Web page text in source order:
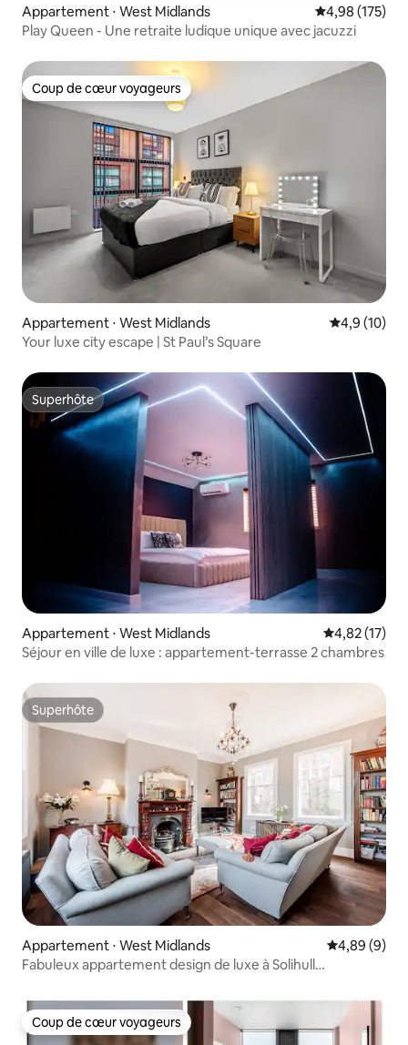
Appartement ⋅ West Midlands Évaluation
4,98 (175)
Play Queen - Une retraite ludique unique avec jacuzzi
Coup de cœur voyageurs
Coup de cœur voyageurs
Appartement ⋅ West Midlands Évaluation
4,9 (10)
Your luxe city escape | St Paul’s Square
Superhôte
Superhôte
Appartement ⋅ West Midlands Évaluation
4,82 (17)
Séjour en ville de luxe : appartement-terrasse 2 chambres
Superhôte
Superhôte
Appartement ⋅ West Midlands Évaluation
4,89 (9)
Fabuleux appartement design de luxe à Solihull
Coup de cœur voyageurs
Coup de cœur voyageurs